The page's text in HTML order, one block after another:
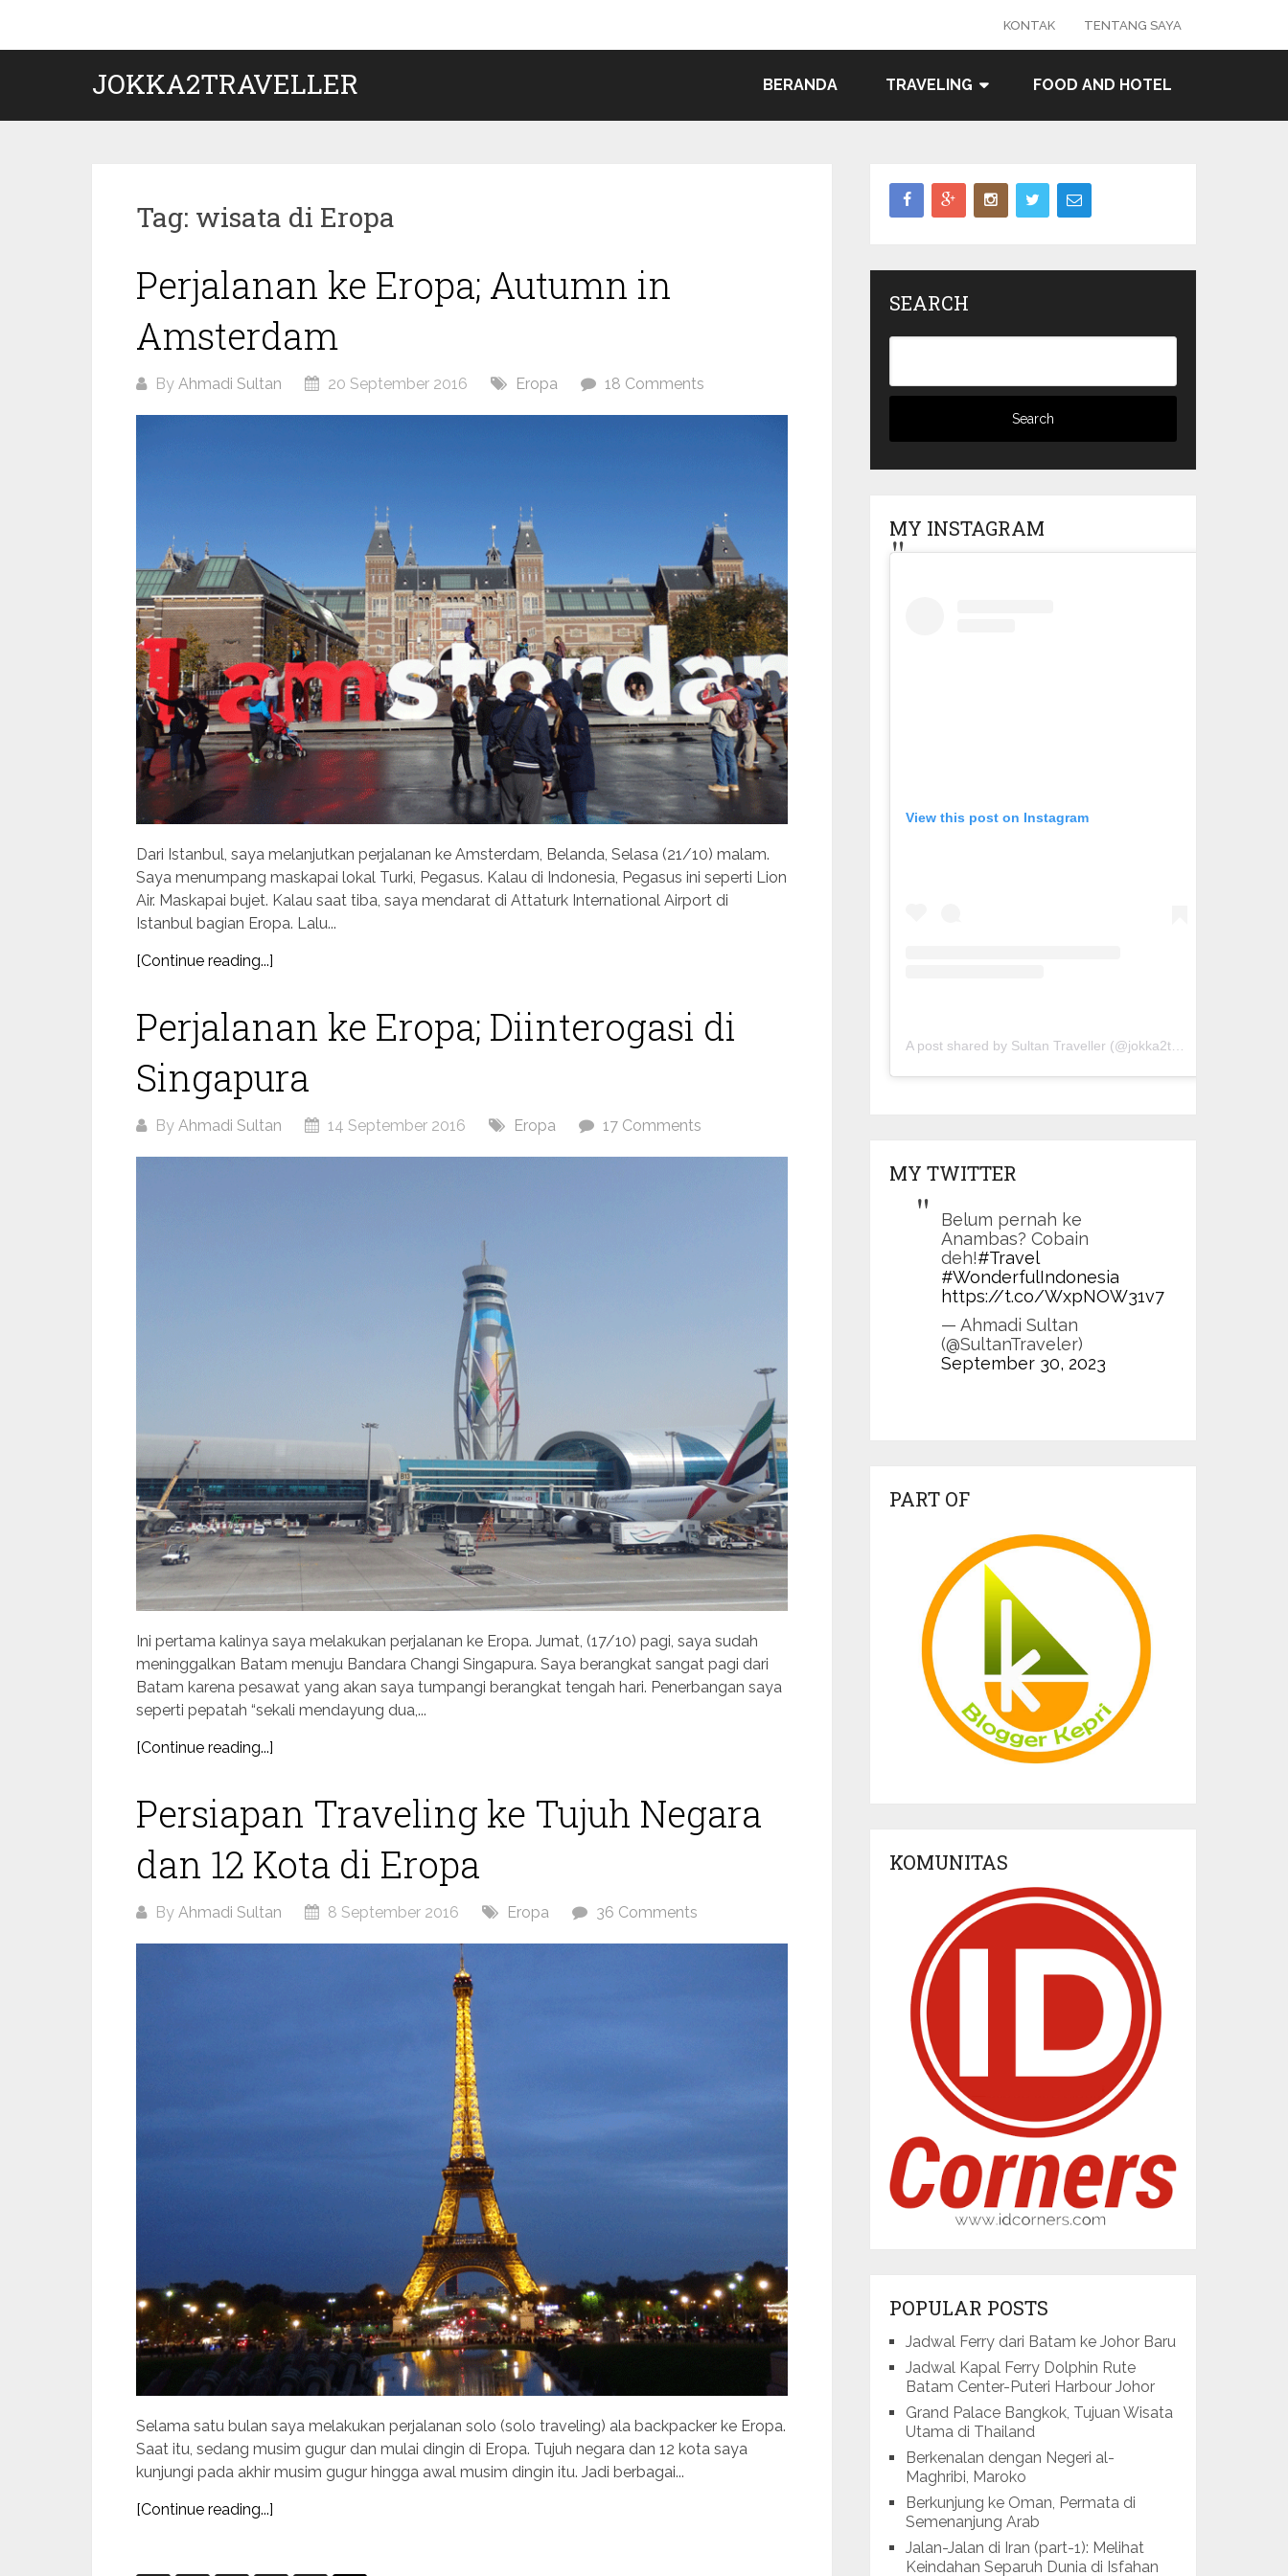
content
KONTAK TENTANG SAYA
JOKKA2TRAVELLER BERANDA TRAVELING FOOD AND HOTEL
Tag: wisata di Eropa
Perjalanan ke Eropa; Autumn in
Amsterdam
By Ahmadi Sultan 20 September 2016 Eropa 18 Comments
Dari Istanbul, saya melanjutkan perjalanan ke Amsterdam, Belanda, Selasa (21/10) malam.
Saya menumpang maskapai lokal Turki, Pegasus. Kalau di Indonesia, Pegasus ini seperti Lion
Air. Maskapai bujet. Kalau saat tiba, saya mendarat di Attaturk International Airport di
Istanbul bagian Eropa. Lalu...
[Continue reading...]
Perjalanan ke Eropa; Diinterogasi di
Singapura
By Ahmadi Sultan 14 September 2016 Eropa 17 Comments
Ini pertama kalinya saya melakukan perjalanan ke Eropa. Jumat, (17/10) pagi, saya sudah
meninggalkan Batam menuju Bandara Changi Singapura. Saya berangkat sangat pagi dari
Batam karena pesawat yang akan saya tumpangi berangkat tengah hari. Penerbangan saya
seperti pepatah “sekali mendayung dua,...
[Continue reading...]
Persiapan Traveling ke Tujuh Negara
dan 12 Kota di Eropa
By Ahmadi Sultan 8 September 2016 Eropa 36 Comments
Selama satu bulan saya melakukan perjalanan solo (solo traveling) ala backpacker ke Eropa.
Saat itu, sedang musim gugur dan mulai dingin di Eropa. Tujuh negara dan 12 kota saya
kunjungi pada akhir musim gugur hingga awal musim dingin itu. Jadi berbagai...
[Continue reading...]
SEARCH
MY INSTAGRAM
View this post on Instagram
A post shared by Sultan Traveller (@jokka2traveller)
MY TWITTER
Belum pernah ke
Anambas? Cobain
deh!#Travel
#WonderfulIndonesia
https://t.co/WxpNOW31v7
— Ahmadi Sultan
(@SultanTraveler)
September 30, 2023
PART OF
KOMUNITAS
POPULAR POSTS
Jadwal Ferry dari Batam ke Johor Baru
Jadwal Kapal Ferry Dolphin Rute
Batam Center-Puteri Harbour Johor
Grand Palace Bangkok, Tujuan Wisata
Utama di Thailand
Berkenalan dengan Negeri al-
Maghribi, Maroko
Berkunjung ke Oman, Permata di
Semenanjung Arab
Jalan-Jalan di Iran (part-1): Melihat
Keindahan Separuh Dunia di Isfahan